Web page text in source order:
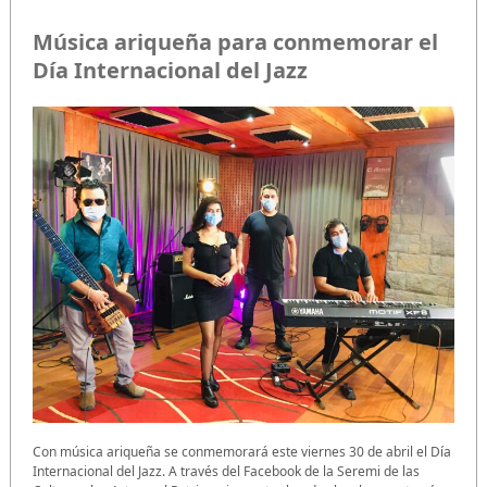
Música ariqueña para conmemorar el
Día Internacional del Jazz
Con música ariqueña se conmemorará este viernes 30 de abril el Día
Internacional del Jazz. A través del Facebook de la Seremi de las